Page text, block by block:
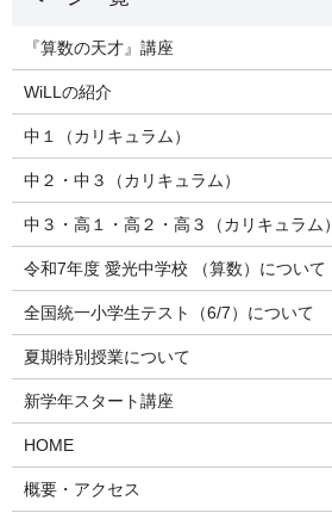
『算数の天才』講座
WiLLの紹介
中１（カリキュラム）
中２・中３（カリキュラム）
中３・高１・高２・高３（カリキュラム）
令和7年度 愛光中学校 （算数）について
全国統一小学生テスト（6/7）について
夏期特別授業について
新学年スタート講座
HOME
概要・アクセス